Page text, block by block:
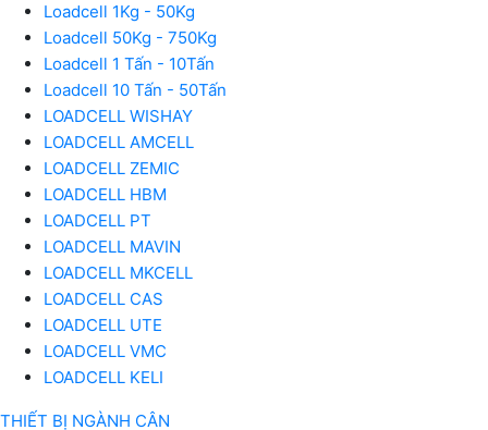
Loadcell 1Kg - 50Kg
Loadcell 50Kg - 750Kg
Loadcell 1 Tấn - 10Tấn
Loadcell 10 Tấn - 50Tấn
LOADCELL WISHAY
LOADCELL AMCELL
LOADCELL ZEMIC
LOADCELL HBM
LOADCELL PT
LOADCELL MAVIN
LOADCELL MKCELL
LOADCELL CAS
LOADCELL UTE
LOADCELL VMC
LOADCELL KELI
THIẾT BỊ NGÀNH CÂN